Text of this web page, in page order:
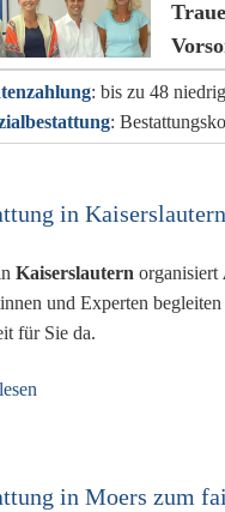
: bis zu 48
:
in
Kaiserslautern organisiert
und Experten
für Sie da.
in Moers zum